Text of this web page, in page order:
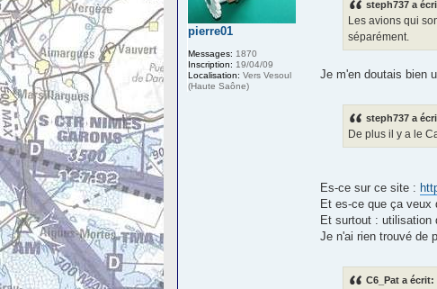
steph737 a
Les avions qui
séparément.
Je m'en doutais bien
steph737 a
De plus il y a le
Es-ce sur ce site :
Et es-ce que ça veux
Et surtout : utilisation
Je n'ai rien trouvé de
C6_Pat a écrit:
pierre01
Messages: 1870
Inscription: 19/04/09
Localisation: Vers Vesoul
(Haute Saône)